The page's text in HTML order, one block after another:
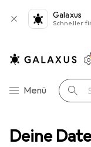
Deine
Galaxus
Schneller
Navigation nach
Menü Suche
DPB61L-EB